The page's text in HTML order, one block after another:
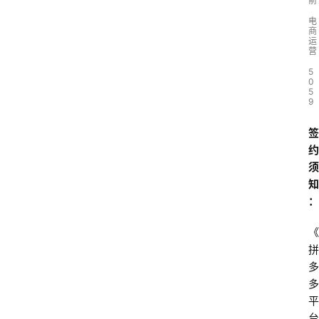
电
商
运
营
5
0
5
9
签
约
须
知
：
《
拼
多
多
平